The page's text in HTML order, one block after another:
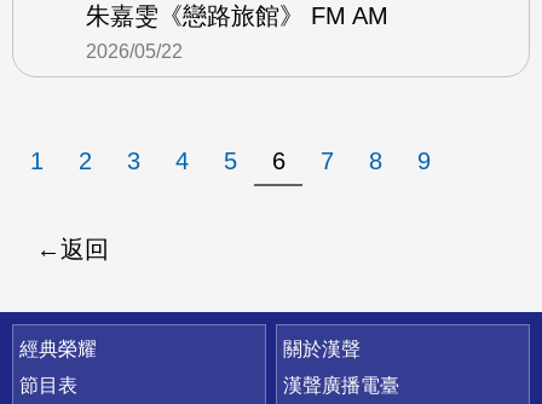
朱嘉雯《戀路旅館》 FM AM
2026/05/22
1 2 3 4 5 6 7 8 9
返回
快速連結
經典榮耀
節目表
關於漢聲
漢聲廣播電臺